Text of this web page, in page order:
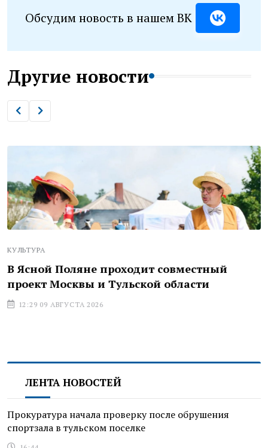
Обсудим новость в нашем ВК
Другие новости
КУЛЬТУРА
В Ясной Поляне проходит совместный
проект Москвы и Тульской области
12:29 09 АВГУСТА 2026
ЛЕНТА НОВОСТЕЙ
Прокуратура начала проверку после обрушения
спортзала в тульском поселке